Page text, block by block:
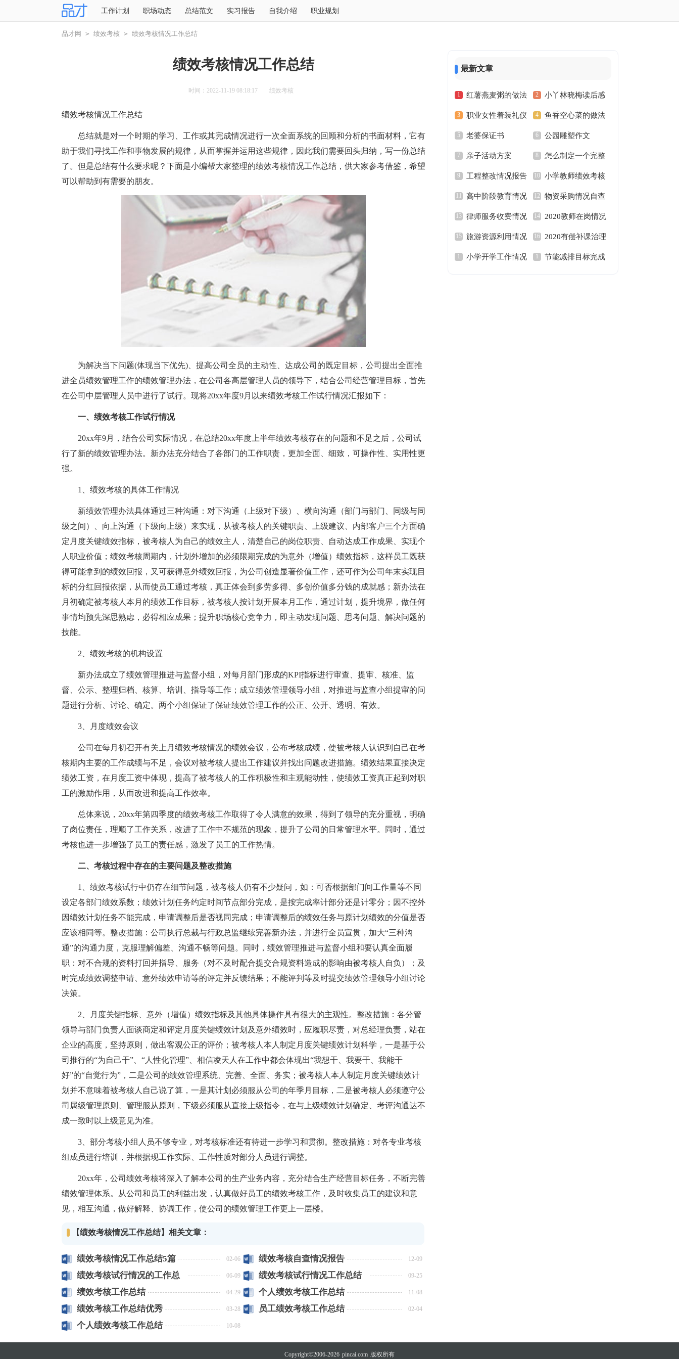
工作计划 职场动态 总结范文 实习报告 自我介绍 职业规划
品才网 > 绩效考核 > 绩效考核情况工作总结
绩效考核情况工作总结
时间：2022-11-19 08:18:17 绩效考核
绩效考核情况工作总结
总结就是对一个时期的学习、工作或其完成情况进行一次全面系统的回顾和分析的书面材料，它有
助于我们寻找工作和事物发展的规律，从而掌握并运用这些规律，因此我们需要回头归纳，写一份总结
了。但是总结有什么要求呢？下面是小编帮大家整理的绩效考核情况工作总结，供大家参考借鉴，希望
可以帮助到有需要的朋友。
为解决当下问题(体现当下优先)、提高公司全员的主动性、达成公司的既定目标，公司提出全面推
进全员绩效管理工作的绩效管理办法，在公司各高层管理人员的领导下，结合公司经营管理目标，首先
在公司中层管理人员中进行了试行。现将20xx年度9月以来绩效考核工作试行情况汇报如下：
一、绩效考核工作试行情况
20xx年9月，结合公司实际情况，在总结20xx年度上半年绩效考核存在的问题和不足之后，公司试
行了新的绩效管理办法。新办法充分结合了各部门的工作职责，更加全面、细致，可操作性、实用性更
强。
1、绩效考核的具体工作情况
新绩效管理办法具体通过三种沟通：对下沟通（上级对下级）、横向沟通（部门与部门、同级与同
级之间）、向上沟通（下级向上级）来实现，从被考核人的关键职责、上级建议、内部客户三个方面确
定月度关键绩效指标，被考核人为自己的绩效主人，清楚自己的岗位职责、自动达成工作成果、实现个
人职业价值；绩效考核周期内，计划外增加的必须限期完成的为意外（增值）绩效指标，这样员工既获
得可能拿到的绩效回报，又可获得意外绩效回报，为公司创造显著价值工作，还可作为公司年末实现目
标的分红回报依据，从而使员工通过考核，真正体会到多劳多得、多创价值多分钱的成就感；新办法在
月初确定被考核人本月的绩效工作目标，被考核人按计划开展本月工作，通过计划，提升境界，做任何
事情均预先深思熟虑，必得相应成果；提升职场核心竞争力，即主动发现问题、思考问题、解决问题的
技能。
2、绩效考核的机构设置
新办法成立了绩效管理推进与监督小组，对每月部门形成的KPI指标进行审查、提审、核准、监
督、公示、整理归档、核算、培训、指导等工作；成立绩效管理领导小组，对推进与监查小组提审的问
题进行分析、讨论、确定。两个小组保证了保证绩效管理工作的公正、公开、透明、有效。
3、月度绩效会议
公司在每月初召开有关上月绩效考核情况的绩效会议，公布考核成绩，使被考核人认识到自己在考
核期内主要的工作成绩与不足，会议对被考核人提出工作建议并找出问题改进措施。绩效结果直接决定
绩效工资，在月度工资中体现，提高了被考核人的工作积极性和主观能动性，使绩效工资真正起到对职
工的激励作用，从而改进和提高工作效率。
总体来说，20xx年第四季度的绩效考核工作取得了令人满意的效果，得到了领导的充分重视，明确
了岗位责任，理顺了工作关系，改进了工作中不规范的现象，提升了公司的日常管理水平。同时，通过
考核也进一步增强了员工的责任感，激发了员工的工作热情。
二、考核过程中存在的主要问题及整改措施
1、绩效考核试行中仍存在细节问题，被考核人仍有不少疑问，如：可否根据部门间工作量等不同
设定各部门绩效系数；绩效计划任务约定时间节点部分完成，是按完成率计部分还是计零分；因不控外
因绩效计划任务不能完成，申请调整后是否视同完成；申请调整后的绩效任务与原计划绩效的分值是否
应该相同等。整改措施：公司执行总裁与行政总监继续完善新办法，并进行全员宣贯，加大“三种沟
通”的沟通力度，克服理解偏差、沟通不畅等问题。同时，绩效管理推进与监督小组和要认真全面履
职：对不合规的资料打回并指导、服务（对不及时配合提交合规资料造成的影响由被考核人自负）；及
时完成绩效调整申请、意外绩效申请等的评定并反馈结果；不能评判等及时提交绩效管理领导小组讨论
决策。
2、月度关键指标、意外（增值）绩效指标及其他具体操作具有很大的主观性。整改措施：各分管
领导与部门负责人面谈商定和评定月度关键绩效计划及意外绩效时，应履职尽责，对总经理负责，站在
企业的高度，坚持原则，做出客观公正的评价；被考核人本人制定月度关键绩效计划科学，一是基于公
司推行的“为自己干”、“人性化管理”、相信凌天人在工作中都会体现出“我想干、我要干、我能干
好”的“自觉行为”，二是公司的绩效管理系统、完善、全面、务实；被考核人本人制定月度关键绩效计
划并不意味着被考核人自己说了算，一是其计划必须服从公司的年季月目标，二是被考核人必须遵守公
司属级管理原则、管理服从原则，下级必须服从直接上级指令，在与上级绩效计划确定、考评沟通达不
成一致时以上级意见为准。
3、部分考核小组人员不够专业，对考核标准还有待进一步学习和贯彻。整改措施：对各专业考核
组成员进行培训，并根据现工作实际、工作性质对部分人员进行调整。
20xx年，公司绩效考核将深入了解本公司的生产业务内容，充分结合生产经营目标任务，不断完善
绩效管理体系。从公司和员工的利益出发，认真做好员工的绩效考核工作，及时收集员工的建议和意
见，相互沟通，做好解释、协调工作，使公司的绩效管理工作更上一层楼。
【绩效考核情况工作总结】相关文章：
绩效考核情况工作总结5篇 02-06 绩效考核自查情况报告 12-09
绩效考核试行情况的工作总
结
06-09
绩效考核试行情况工作总结
范文
09-25
绩效考核工作总结 04-29 个人绩效考核工作总结 11-08
绩效考核工作总结优秀 03-28 员工绩效考核工作总结 02-04
个人绩效考核工作总结 10-08
最新文章
红薯燕麦粥的做法
和养生功效
小丫林晓梅读后感
职业女性着装礼仪 鱼香空心菜的做法
和步骤
老婆保证书 公园雕塑作文
亲子活动方案 怎么制定一个完整
的理财计划
工程整改情况报告 小学教师绩效考核
方案
高中阶段教育情况
的调研报告范文
物资采购情况自查
报告
律师服务收费情况
的自查报告
2020教师在岗情况
自查报告
旅游资源利用情况
调研报告范文
2020有偿补课治理
情况自查报告范文
小学开学工作情况 节能减排目标完成
Copyright©2006-2026 pincai.com 版权所有